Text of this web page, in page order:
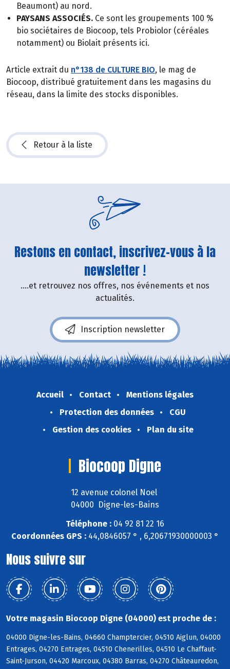
Beaumont) au nord.
PAYSANS ASSOCIÉS. Ce sont les groupements 100 %
bio sociétaires de Biocoop, tels Probiolor (céréales
notamment) ou Biolait présents ici.
Article extrait du n°138 de CULTURE BIO, le mag de
Biocoop, distribué gratuitement dans les magasins du
réseau, dans la limite des stocks disponibles.
Retour à la liste
Restons en contact, inscrivez-vous à la
newsletter !
....et retrouvez nos offres, nos événements et nos
actualités.
Inscription newsletter
Accueil Contact
Mentions légales
Protection des données
CGU
Gestion des cookies
Plan du site
Biocoop Digne
12 avenue colonel Noel
04000 Digne-les-Bains
Téléphone : 04 92 81 22 16
Coordonnées GPS : 44,0846057 ° , 6,20671930000003 °
Nous suivre sur
Votre magasin Biocoop Digne (04000) est proche de :
04000 Digne-les-Bains, 04660 Champtercier, 04510 Aiglun, 04000
Entrages, 04270 Entrages, 04510 Chenerilles, 04510 Le Chaffaut-
Saint-Jurson, 04420 Marcoux, 04380 Barras, 04270 Châteauredon,